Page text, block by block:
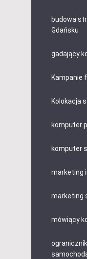
budowa
Gdańsku
gadający
Kampanie
Kolokacja
komputer
komputer
marketing
marketing
mówiący